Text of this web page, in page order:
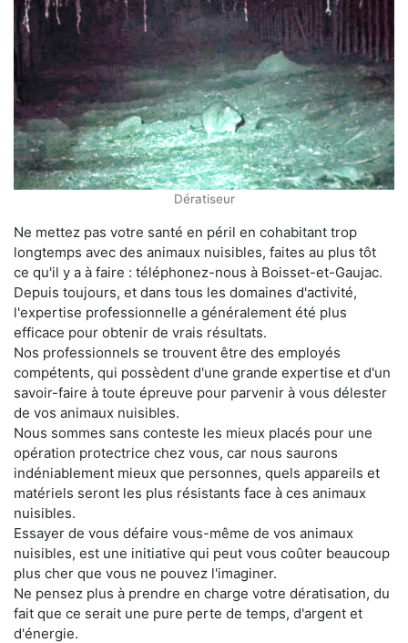
Dératiseur
Ne mettez pas votre santé en péril en cohabitant trop
longtemps avec des animaux nuisibles, faites au plus tôt
ce qu'il y a à faire : téléphonez-nous à Boisset-et-Gaujac.
Depuis toujours, et dans tous les domaines d'activité,
l'expertise professionnelle a généralement été plus
efficace pour obtenir de vrais résultats.
Nos professionnels se trouvent être des employés
compétents, qui possèdent d'une grande expertise et d'un
savoir-faire à toute épreuve pour parvenir à vous délester
de vos animaux nuisibles.
Nous sommes sans conteste les mieux placés pour une
opération protectrice chez vous, car nous saurons
indéniablement mieux que personnes, quels appareils et
matériels seront les plus résistants face à ces animaux
nuisibles.
Essayer de vous défaire vous-même de vos animaux
nuisibles, est une initiative qui peut vous coûter beaucoup
plus cher que vous ne pouvez l'imaginer.
Ne pensez plus à prendre en charge votre dératisation, du
fait que ce serait une pure perte de temps, d'argent et
d'énergie.